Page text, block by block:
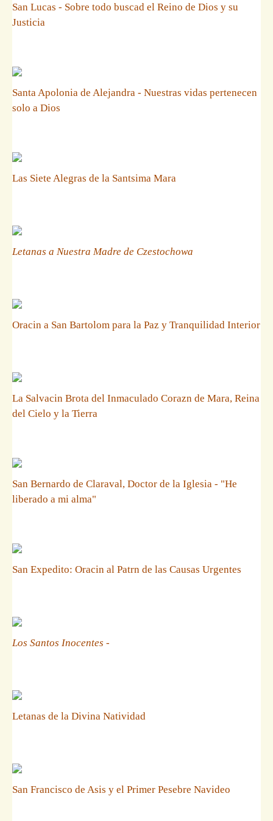
San Lucas - Sobre todo buscad el Reino de Dios y su
Justicia
Santa Apolonia de Alejandra - Nuestras vidas pertenecen
solo a Dios
Las Siete Alegras de la Santsima Mara
Letanas a Nuestra Madre de Czestochowa
Oracin a San Bartolom para la Paz y Tranquilidad Interior
La Salvacin Brota del Inmaculado Corazn de Mara, Reina
del Cielo y la Tierra
San Bernardo de Claraval, Doctor de la Iglesia - "He
liberado a mi alma"
San Expedito: Oracin al Patrn de las Causas Urgentes
Los Santos Inocentes -
Letanas de la Divina Natividad
San Francisco de Asis y el Primer Pesebre Navideo